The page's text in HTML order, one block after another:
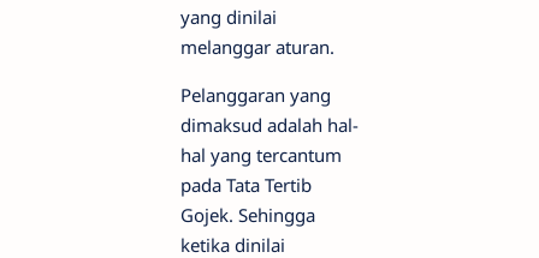
yang dinilai
melanggar aturan.
Pelanggaran yang
dimaksud adalah hal-
hal yang tercantum
pada Tata Tertib
Gojek. Sehingga
ketika dinilai